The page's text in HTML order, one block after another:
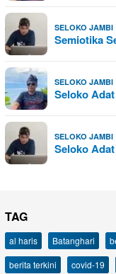
SELOKO JAMBI
Semiotika
SELOKO JAMBI
Seloko
SELOKO JAMBI
Seloko
TAG
al haris Batanghari
berita terkini
covid-19